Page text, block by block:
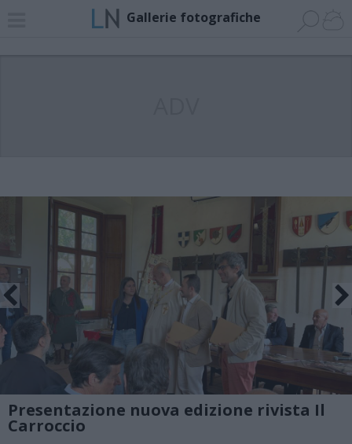
Gallerie fotografiche
Presentazione nuova edizione rivista Il
Carroccio